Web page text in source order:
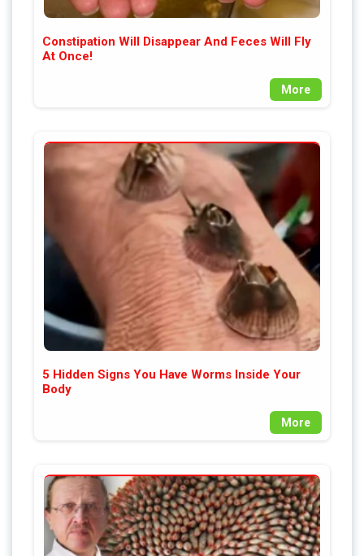
Constipation Will Disappear And Feces Will Fly
At Once!
More
5 Hidden Signs You Have Worms Inside Your
Body
More